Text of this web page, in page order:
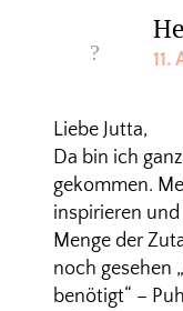
11.
Liebe Jutta,
Da bin ich
gekommen.
inspirieren
Menge der
noch gesehen
benötigt“ –